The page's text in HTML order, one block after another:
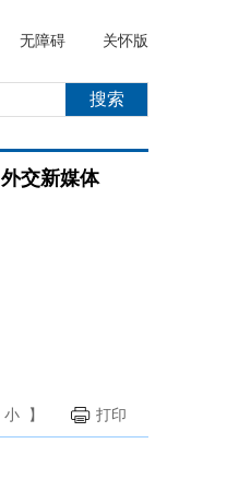
无障碍 关怀版
外交新媒体
小 】 打印